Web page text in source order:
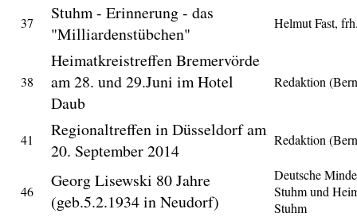
37
Stuhm - Erinnerung - das
"Milliardenstübchen"
Helmut Fast,
38
Heimatkreistreffen Bremervörde
am 28. und 29.Juni im Hotel
Daub
Redaktion
41
Regionaltreffen in Düsseldorf am
20. September 2014
Redaktion
46
Georg Lisewski 80 Jahre
(geb.5.2.1934 in Neudorf)
Deutsche
Stuhm und
Stuhm